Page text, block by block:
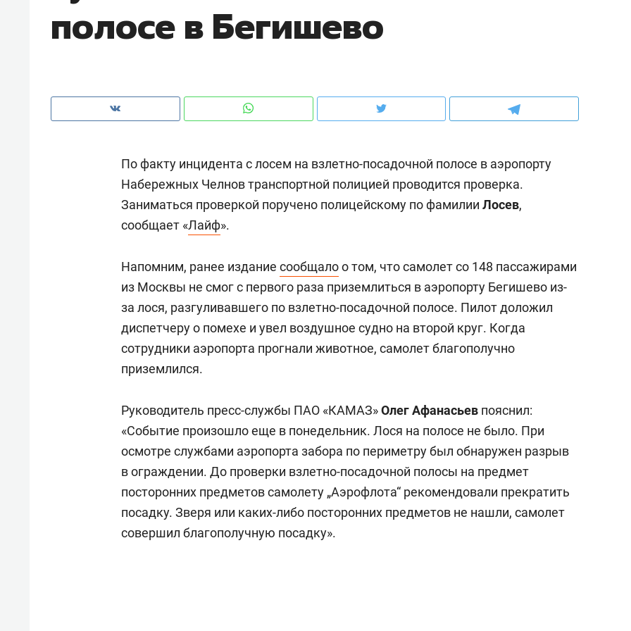
полосе в Бегишево
По факту инцидента с лосем на взлетно-посадочной полосе в аэропорту
Набережных Челнов транспортной полицией проводится проверка.
Заниматься проверкой поручено полицейскому по фамилии Лосев,
сообщает «Лайф».
Напомним, ранее издание сообщалоо том, что самолет со 148 пассажирами
из Москвы не смог с первого раза приземлиться в аэропорту Бегишево из-
за лося, разгуливавшего по взлетно-посадочной полосе. Пилотдоложил
диспетчеру о помехе и увел воздушное судно на второй круг. Когда
сотрудники аэропорта прогнали животное, самолет благополучно
приземлился.
Руководитель пресс-службы ПАО «КАМАЗ»Олег Афанасьев пояснил:
«Событие произошло еще в понедельник. Лося на полосе не было. При
осмотре службами аэропорта забора по периметру был обнаружен разрыв
в ограждении. До проверки взлетно-посадочной полосы на предмет
посторонних предметов самолету „Аэрофлота“ рекомендовали прекратить
посадку. Зверя или каких-либо посторонних предметов не нашли, самолет
совершил благополучную посадку».
рынки, почему надо знать аксакалов и
чем интересен Оман?
клиентах и чудных запросах мастеров
Оставить шум за волной: как
строят тишину в казанском
ЖК «Заря»
Психотерапевт «Фороса»:
«Директорский невроз» –
когда человек не считает
свою сверхнагрузку
стрессом»
Дизайнер-прораб
Наседкина: «Ремонт
с мебелью за 2
для меня это